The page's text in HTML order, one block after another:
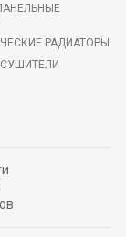
РАДИАТОРЫ